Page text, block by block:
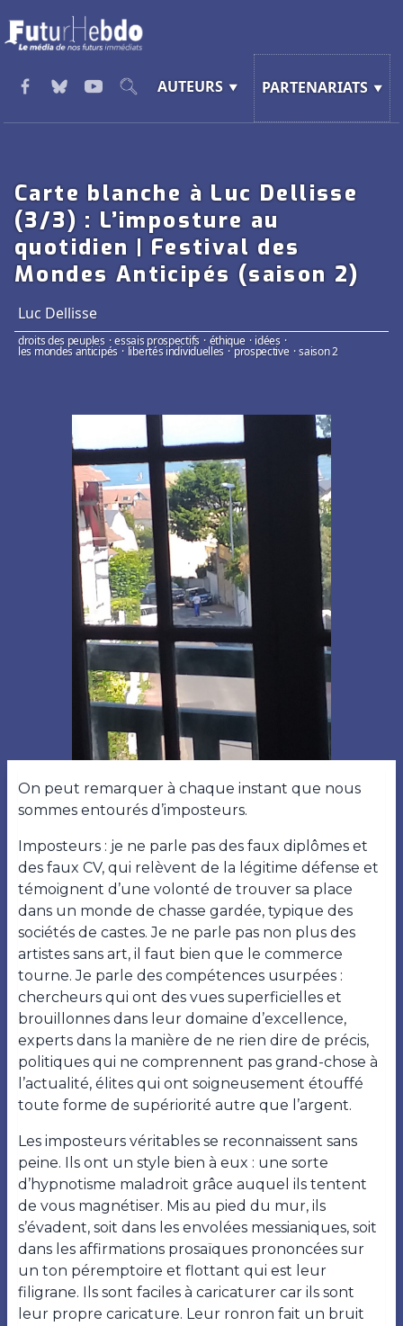
AUTEURS PARTENARIATS
Carte blanche à Luc Dellisse
(3/3) : L’imposture au
quotidien | Festival des
Mondes Anticipés (saison 2)
Luc Dellisse
droits des peuples · essais prospectifs · éthique · idées ·
les mondes anticipés · libertés individuelles · prospective · saison 2
On peut remarquer à chaque instant que nous
sommes entourés d’imposteurs.
Imposteurs : je ne parle pas des faux diplômes et
des faux CV, qui relèvent de la légitime défense et
témoignent d’une volonté de trouver sa place
dans un monde de chasse gardée, typique des
sociétés de castes. Je ne parle pas non plus des
artistes sans art, il faut bien que le commerce
tourne. Je parle des compétences usurpées :
chercheurs qui ont des vues superficielles et
brouillonnes dans leur domaine d’excellence,
experts dans la manière de ne rien dire de précis,
politiques qui ne comprennent pas grand-chose à
l’actualité, élites qui ont soigneusement étouffé
toute forme de supériorité autre que l’argent.
Les imposteurs véritables se reconnaissent sans
peine. Ils ont un style bien à eux : une sorte
d’hypnotisme maladroit grâce auquel ils tentent
de vous magnétiser. Mis au pied du mur, ils
s’évadent, soit dans les envolées messianiques, soit
dans les affirmations prosaïques prononcées sur
un ton péremptoire et flottant qui est leur
filigrane. Ils sont faciles à caricaturer car ils sont
leur propre caricature. Leur ronron fait un bruit